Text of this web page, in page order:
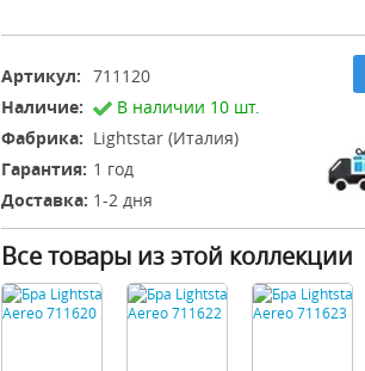
Артикул: 711120
Наличие:
В наличии 10 шт.
Фабрика: Lightstar (Италия)
Гарантия: 1 год
Доставка: 1-2 дня
Все товары из этой коллекции